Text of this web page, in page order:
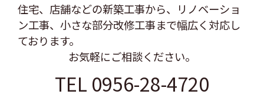
住宅、店舗などの新築工事から、リノベーショ
ン工事、 小さな部分改修工事まで幅広く対応し
ております。
お気軽にご相談ください。
TEL 0956-28-4720